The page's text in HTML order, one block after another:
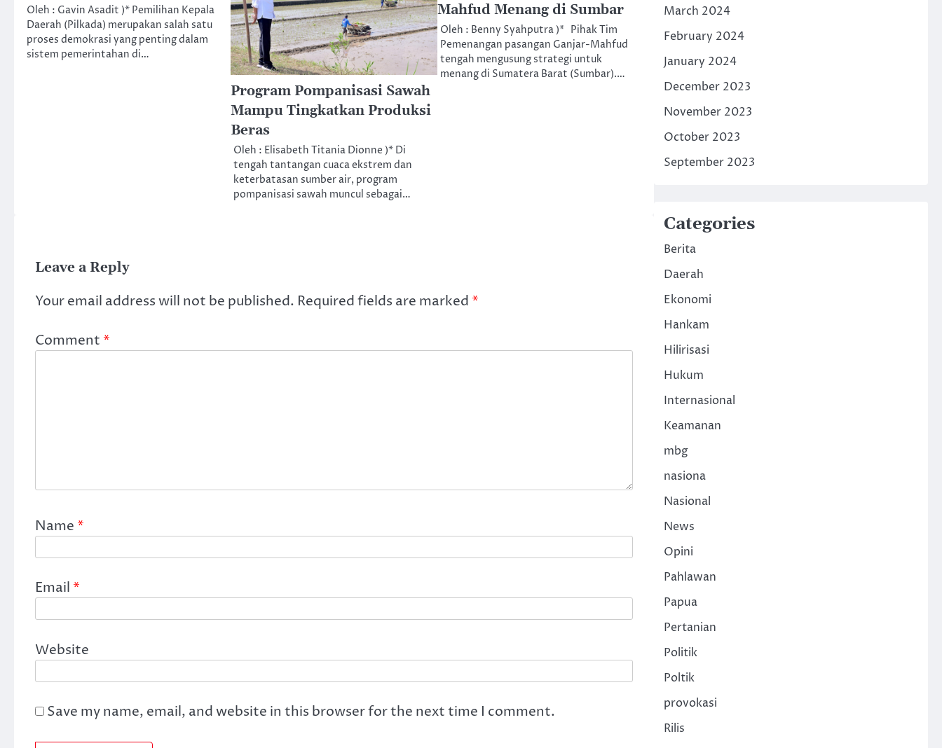
Oleh : Gavin Asadit )* Pemilihan Kepala
Daerah (Pilkada) merupakan salah satu
proses demokrasi yang penting dalam
sistem pemerintahan di…
Program Pompanisasi Sawah
Mampu Tingkatkan Produksi
Beras
Oleh : Elisabeth Titania Dionne )* Di
tengah tantangan cuaca ekstrem dan
keterbatasan sumber air, program
pompanisasi sawah muncul sebagai…
Mahfud Menang di Sumbar
Oleh : Benny Syahputra )* Pihak Tim
Pemenangan pasangan Ganjar-Mahfud
tengah mengusung strategi untuk
menang di Sumatera Barat (Sumbar).…
Leave a Reply
Your email address will not be published. Required fields are marked *
Comment *
Name *
Email *
Website
Save my name, email, and website in this browser for the next time I comment.
March 2024
February 2024
January 2024
December 2023
November 2023
October 2023
September 2023
Categories
Berita
Daerah
Ekonomi
Hankam
Hilirisasi
Hukum
Internasional
Keamanan
mbg
nasiona
Nasional
News
Opini
Pahlawan
Papua
Pertanian
Politik
Poltik
provokasi
Rilis